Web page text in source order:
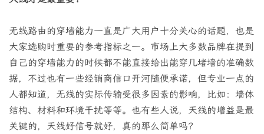
无线路由的穿墙能力一直是广大用户十分关心的话题，也是
大家选购时重要的参考指标之一。市场上大多数品牌在提到
自己的穿墙能力的时候都不能直接给出能穿几堵墙的准确数
据，不过也有一些经销商信口开河随便承诺，但专业一点的
人都知道，无线的实际传输受很多因素的影响，比如：墙体
结构、材料和环境干扰等等。也有些人说，天线的增益是最
关键的，天线好信号就好，真的那么简单吗？